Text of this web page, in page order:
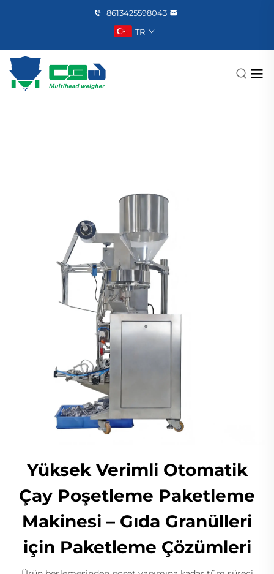
8613425598043
TR
Yüksek Verimli Otomatik
Çay Poşetleme Paketleme
Makinesi – Gıda Granülleri
için Paketleme Çözümleri